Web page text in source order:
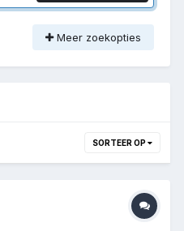
Meer zoekopties
SORTEER OP